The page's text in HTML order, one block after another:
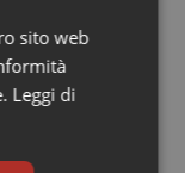
Ulcerosa
team
sito web
Leggi di